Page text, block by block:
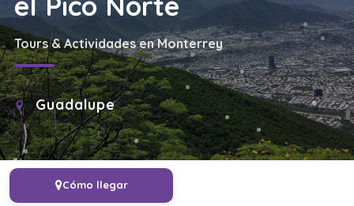
Tours & Actividades en Monterrey
Guadalupe
Cómo llegar